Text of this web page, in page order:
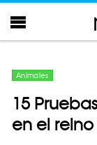
Animales
15
en el